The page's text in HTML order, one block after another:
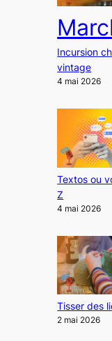
Incursion
vintage
4 mai 2026
Textos ou
Z
4 mai 2026
Tisser des
2 mai 2026